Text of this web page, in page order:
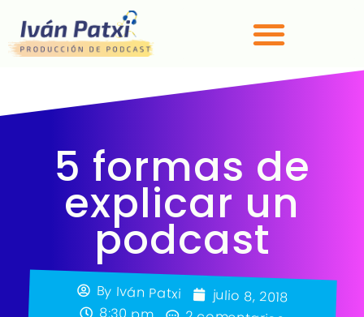
5 formas de
explicar un
podcast
By Iván Patxi julio 8, 2018